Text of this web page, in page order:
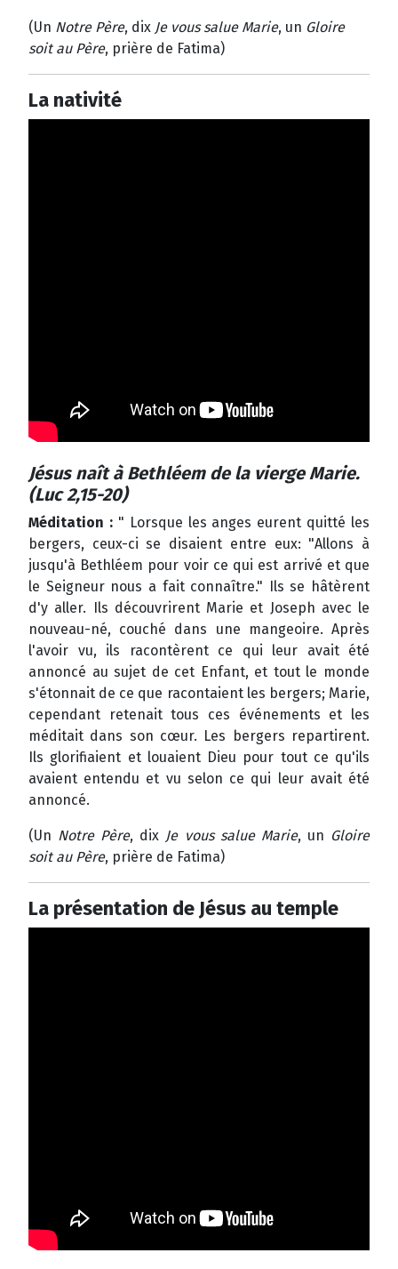
(Un Notre Père, dix Je vous salue Marie, un Gloire
soit au Père, prière de Fatima)
La nativité
Jésus naît à Bethléem de la vierge Marie.
(Luc 2,15-20)
Méditation :" Lorsque les anges eurent quitté les
bergers, ceux-ci se disaient entre eux: "Allons à
jusqu'à Bethléem pour voir ce qui est arrivé et que
le Seigneur nous a fait connaître." Ils se hâtèrent
d'y aller. Ils découvrirent Marie et Joseph avec le
nouveau-né, couché dans une mangeoire. Après
l'avoir vu, ils racontèrent ce qui leur avait été
annoncé au sujet de cet Enfant, et tout le monde
s'étonnait de ce que racontaient les bergers; Marie,
cependant retenait tous ces événements et les
méditait dans son cœur. Les bergers repartirent.
Ils glorifiaient et louaient Dieu pour tout ce qu'ils
avaient entendu et vu selon ce qui leur avait été
annoncé.
(Un Notre Père, dix Je vous salue Marie, un Gloire
soit au Père, prière de Fatima)
La présentation de Jésus au temple